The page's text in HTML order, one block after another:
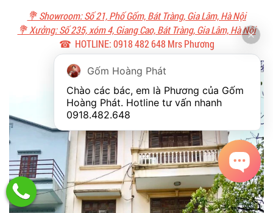
💐 Showroom: Số 21, Phố Gốm, Bát Tràng, Gia Lâm, Hà Nội
💐 Xưởng: Số 235, xóm 4, Giang Cao, Bát Tràng, Gia Lâm, Hà Nội
☎ HOTLINE: 0918 482 648 Mrs Phương
Gốm Hoàng Phát
Chào các bác, em là Phương của Gốm
0918.482.648